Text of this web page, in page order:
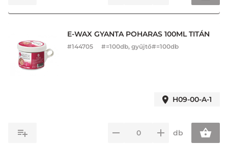
E-WAX GYANTA POHARAS 100ML TITÁN
#144705 #=100db, gyűjtő#=100db
H09-00-A-1
db